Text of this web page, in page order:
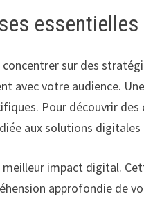
essentielles
sur des
avec votre audience.
Pour découvrir
aux solutions digitales
impact digital.
approfondie de